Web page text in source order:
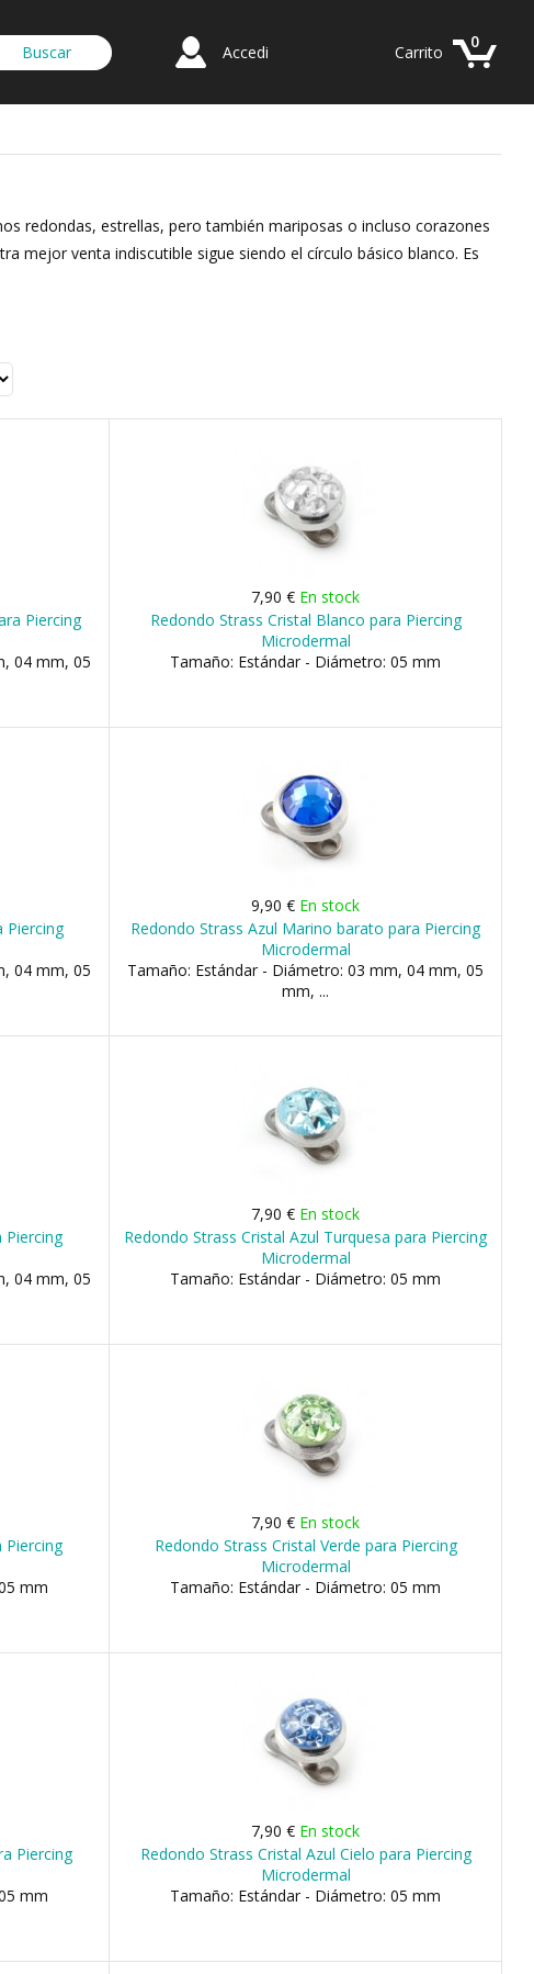
Accedi
0
Carrito
redondas, estrellas, pero también mariposas o incluso corazones
mejor venta indiscutible sigue siendo el círculo básico blanco. Es
Piercing
04 mm, 05
7,90 € En stock
Redondo Strass Cristal Blanco para Piercing
Microdermal
Tamaño: Estándar - Diámetro: 05 mm
Piercing
04 mm, 05
9,90 € En stock
Redondo Strass Azul Marino barato para Piercing
Microdermal
Tamaño: Estándar - Diámetro: 03 mm, 04 mm, 05
mm, ...
Piercing
04 mm, 05
7,90 € En stock
Redondo Strass Cristal Azul Turquesa para Piercing
Microdermal
Tamaño: Estándar - Diámetro: 05 mm
Piercing
mm
7,90 € En stock
Redondo Strass Cristal Verde para Piercing
Microdermal
Tamaño: Estándar - Diámetro: 05 mm
Piercing
mm
7,90 € En stock
Redondo Strass Cristal Azul Cielo para Piercing
Microdermal
Tamaño: Estándar - Diámetro: 05 mm